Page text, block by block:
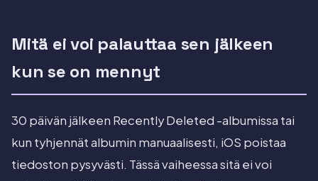
Mitä ei voi palauttaa sen jälkeen
kun se on mennyt
30 päivän jälkeen Recently Deleted -albumissa tai
kun tyhjennät albumin manuaalisesti, iOS poistaa
tiedoston pysyvästi. Tässä vaiheessa sitä ei voi